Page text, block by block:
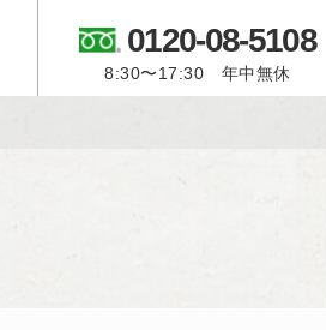
0120-08-5108
8:30〜17:30 年中無休